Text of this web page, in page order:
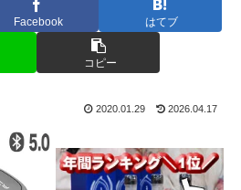
Facebook はてブ
コピー
2020.01.29 2026.04.17